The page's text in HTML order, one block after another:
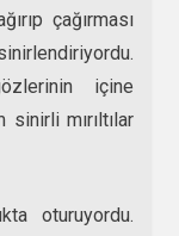
çağırması
içine
sinirli mırıltılar
oturuyordu.